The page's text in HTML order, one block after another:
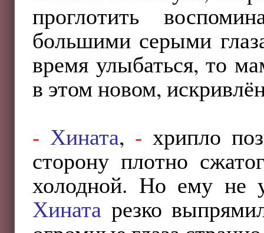
проглотить
большими серыми
время улыбаться, то
в этом новом,
- Хината, - хрипло
сторону плотно
холодной. Но ему не
Хината резко